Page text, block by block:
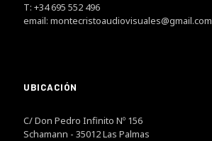
T: +34 695 552 496
email: montecristoaudiovisuales@gmail.com
UBICACIÓN
C/ Don Pedro Infinito Nº 156
Schamann - 35012 Las Palmas